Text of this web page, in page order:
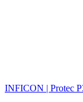
INFICON | Protec